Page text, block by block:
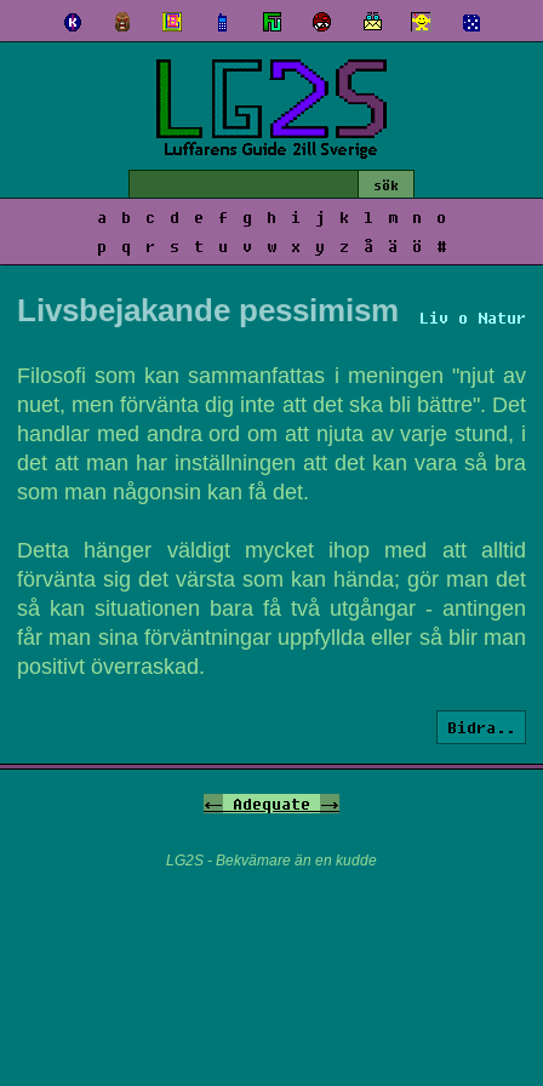
a b c d e f g h i j k l m n
o
p
q r s t u v w x y z å ä ö #
Liv o Natur
Livsbejakande pessimism
Filosofi som kan sammanfattas i meningen "njut av
nuet, men förvänta dig inte att det ska bli bättre". Det
handlar med andra ord om att njuta av varje stund, i
det att man har inställningen att det kan vara så bra
som man någonsin kan få det.
Detta hänger väldigt mycket ihop med att alltid
förvänta sig det värsta som kan hända; gör man det
så kan situationen bara få två utgångar - antingen
får man sina förväntningar uppfyllda eller så blir man
positivt överraskad.
Bidra..
<- Adequate ->
LG2S - Bekvämare än en kudde